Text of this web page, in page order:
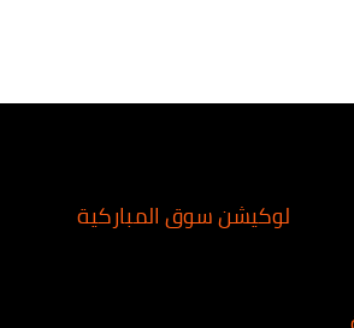
لوكيشن سوق المباركية